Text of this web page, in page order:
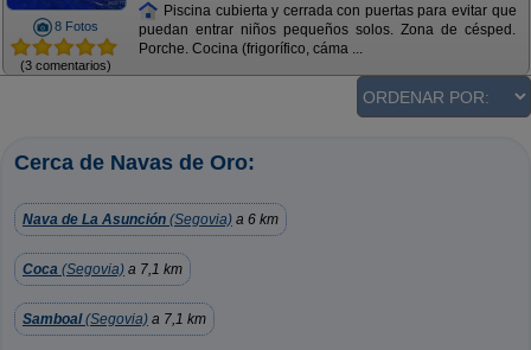
8 Fotos
(3 comentarios)
Piscina cubierta y cerrada con puertas para evitar que
puedan entrar niños pequeños solos. Zona de césped.
Porche. Cocina (frigorífico, cáma ...
Cerca de Navas de Oro:
Nava de La Asunción (Segovia) a 6 km
Coca (Segovia) a 7,1 km
Samboal(Segovia) a 7,1 km